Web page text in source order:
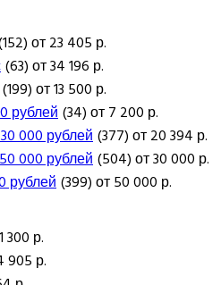
от 23 405 р.
(63) от 34 196 р.
(199) от 13 500 р.
рублей(34) от 7 200 р.
000 рублей(377) от 20 394 р.
000 рублей(504) от 30 000 р.
рублей(399) от 50 000 р.
300 р.
905 р.